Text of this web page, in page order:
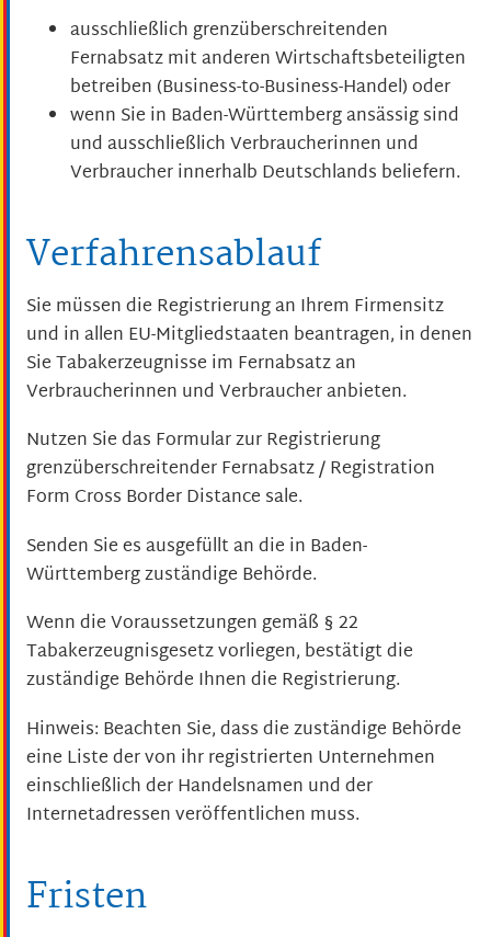
ausschließlich grenzüberschreitenden
Fernabsatz mit anderen Wirtschaftsbeteiligten
betreiben (Business-to-Business-Handel) oder
wenn Sie in Baden-Württemberg ansässig sind
und ausschließlich Verbraucherinnen und
Verbraucher innerhalb Deutschlands beliefern.
Verfahrensablauf
Sie müssen die Registrierung an Ihrem Firmensitz
und in allen EU-Mitgliedstaaten beantragen, in denen
Sie Tabakerzeugnisse im Fernabsatz an
Verbraucherinnen und Verbraucher anbieten.
Nutzen Sie das Formular zur Registrierung
grenzüberschreitender Fernabsatz / Registration
Form Cross Border Distance sale.
Senden Sie es ausgefüllt an die in Baden-
Württemberg zuständige Behörde.
Wenn die Voraussetzungen gemäß § 22
Tabakerzeugnisgesetz vorliegen, bestätigt die
zuständige Behörde Ihnen die Registrierung.
Hinweis: Beachten Sie, dass die zuständige Behörde
eine Liste der von ihr registrierten Unternehmen
einschließlich der Handelsnamen und der
Internetadressen veröffentlichen muss.
Fristen